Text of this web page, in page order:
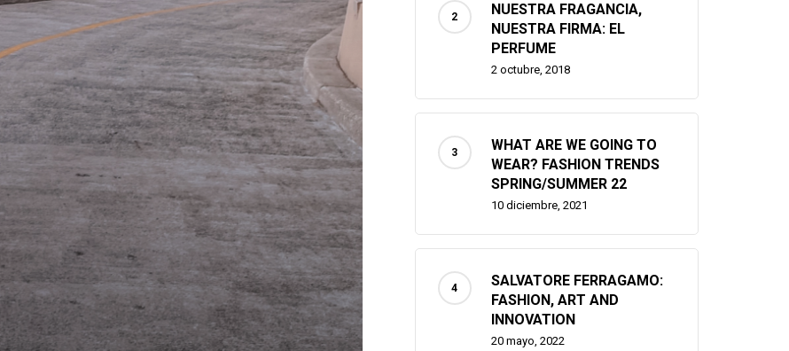
NUESTRA FRAGANCIA,
NUESTRA FIRMA: EL
PERFUME
2 octubre, 2018
WHAT ARE WE GOING TO
WEAR? FASHION TRENDS
SPRING/SUMMER 22
10 diciembre, 2021
SALVATORE FERRAGAMO:
FASHION, ART AND
INNOVATION
20 mayo, 2022